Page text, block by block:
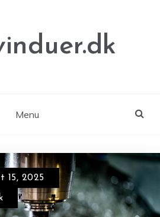
Menu
15, 2025